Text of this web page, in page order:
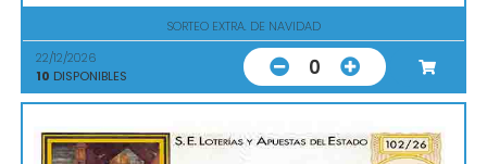
SORTEO EXTRA. DE NAVIDAD
22/12/2026
10 DISPONIBLES 0